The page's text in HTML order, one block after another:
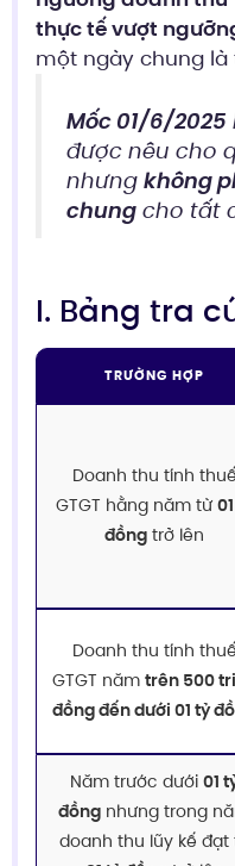
thực tế vượt
một ngày chung
Mốc 01/6/2025
được nêu cho
nhưng không
chungcho tất
I. Bảng tra
TRƯỜNG HỢP
Doanh thu tính thuế
GTGT hằng năm từ
đồng trở lên
Doanh thu tính thuế
GTGT năm trên 500
đồng đến dưới 01 tỷ
Năm trước dưới 01
đồng nhưng trong
doanh thu lũy kế đạt